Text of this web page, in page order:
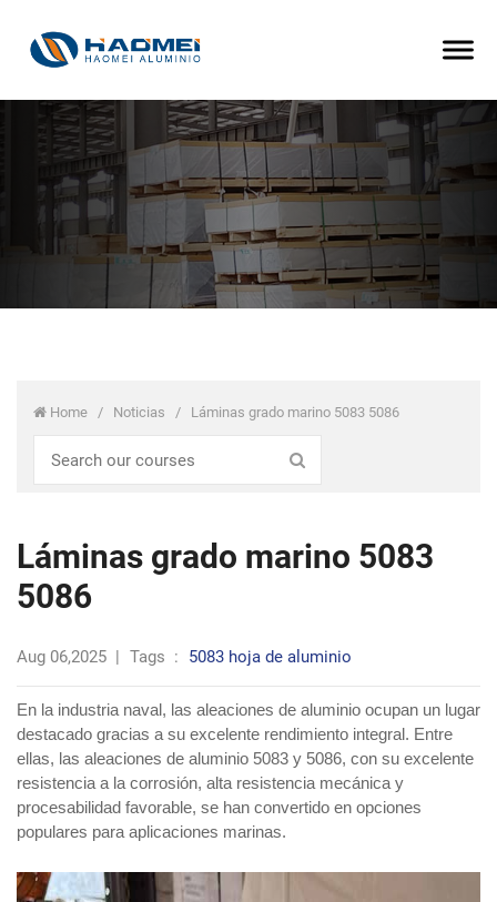
Home / Noticias / Láminas grado marino 5083 5086
Láminas grado marino 5083
5086
Aug 06,2025 | Tags : 5083 hoja de aluminio
En la industria naval, las aleaciones de aluminio ocupan un lugar
destacado gracias a su excelente rendimiento integral. Entre
ellas, las aleaciones de aluminio 5083 y 5086, con su excelente
resistencia a la corrosión, alta resistencia mecánica y
procesabilidad favorable, se han convertido en opciones
populares para aplicaciones marinas.